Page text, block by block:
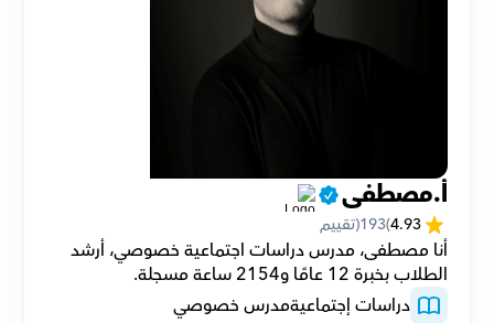
أ.مصطفى
4.93
(
193(تقييم
الطلاب بخبرة 12 عامًا و2154 ساعة مسجلة.
دراسات إجتماعيةمدرس خصوصي